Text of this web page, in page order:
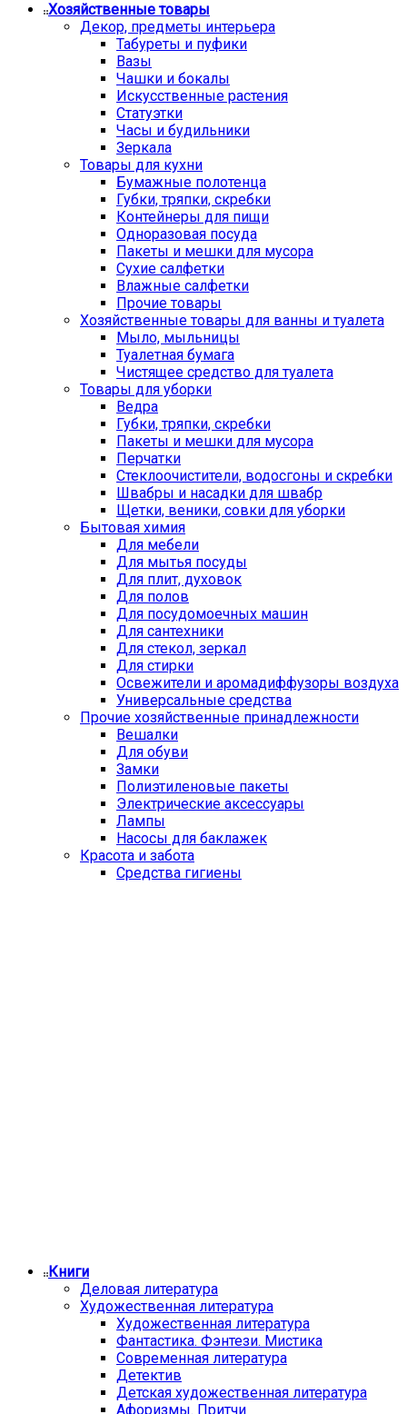
Хозяйственные товары
Декор, предметы интерьера
Табуреты и пуфики
Вазы
Чашки и бокалы
Искусственные растения
Статуэтки
Часы и будильники
Зеркала
Товары для кухни
Бумажные полотенца
Губки, тряпки, скребки
Контейнеры для пищи
Одноразовая посуда
Пакеты и мешки для мусора
Сухие салфетки
Влажные салфетки
Прочие товары
Хозяйственные товары для ванны и туалета
Мыло, мыльницы
Туалетная бумага
Чистящее средство для туалета
Товары для уборки
Ведра
Губки, тряпки, скребки
Пакеты и мешки для мусора
Перчатки
Стеклоочистители, водосгоны и скребки
Швабры и насадки для швабр
Щетки, веники, совки для уборки
Бытовая химия
Для мебели
Для мытья посуды
Для плит, духовок
Для полов
Для посудомоечных машин
Для сантехники
Для стекол, зеркал
Для стирки
Освежители и аромадиффузоры воздуха
Универсальные средства
Прочие хозяйственные принадлежности
Вешалки
Для обуви
Замки
Полиэтиленовые пакеты
Электрические аксессуары
Лампы
Насосы для баклажек
Красота и забота
Средства гигиены
Книги
Деловая литература
Художественная литература
Художественная литература
Фантастика. Фэнтези. Мистика
Современная литература
Детектив
Детская художественная литература
Афоризмы. Притчи